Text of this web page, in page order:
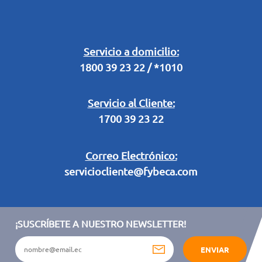
Servicio a domicilio:
1800 39 23 22 / *1010
Servicio al Cliente:
1700 39 23 22
Correo Electrónico:
serviciocliente@fybeca.com
Legal Campaña Produbanco
Términos y condiciones sorteo partido de fútbol "Tu ídolo"
¡SUSCRÍBETE A NUESTRO NEWSLETTER!
ENVIAR